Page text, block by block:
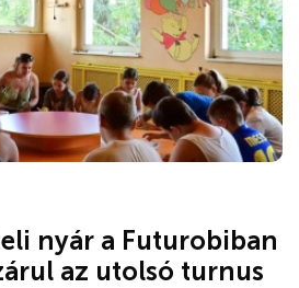
nyár a Futurobiban
az utolsó turnus